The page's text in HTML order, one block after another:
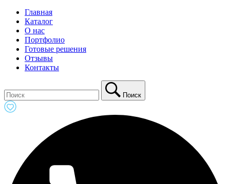
Главная
Каталог
О нас
Портфолио
Готовые решения
Отзывы
Контакты
Поиск